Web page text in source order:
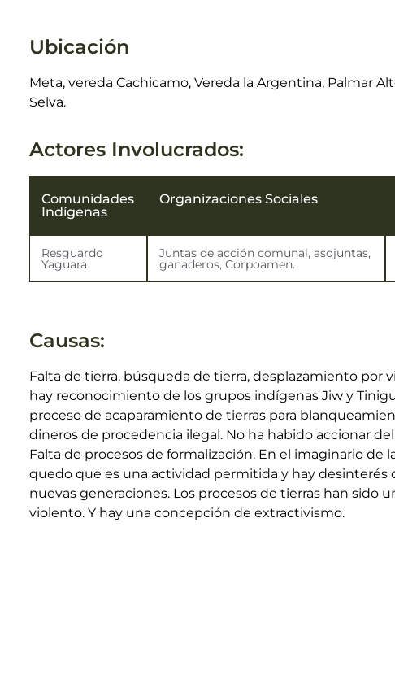
Ubicación
Meta, vereda Cachicamo, Vereda la Argentina, Palmar
Selva.
Actores Involucrados:
Comunidades
Indígenas
Organizaciones Sociales
Resguardo
Yaguara
Juntas de acción comunal, asojuntas,
ganaderos, Corpoamen.
Causas:
Falta de tierra, búsqueda de tierra, desplazamiento por
hay reconocimiento de los grupos indígenas Jiw y
proceso de acaparamiento de tierras para
dineros de procedencia ilegal. No ha habido accionar
Falta de procesos de formalización. En el imaginario de
quedo que es una actividad permitida y hay desinterés
nuevas generaciones. Los procesos de tierras han sido
violento. Y hay una concepción de extractivismo.